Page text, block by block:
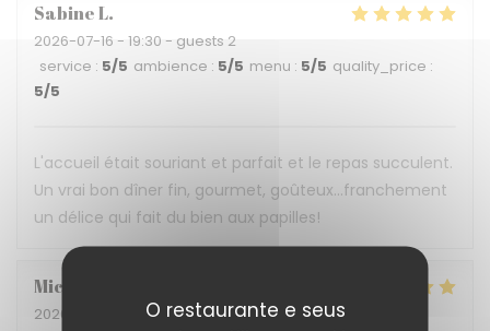
O restaurante e seus
SabineL
2026-07-16 - 19:30 - guests 2
service : 5/5 ambience : 5/5 menu : 5/5 quality_price :
5/5
L'accueil était souriant et parfait et le repas succulent.
Un vrai bon dîner fin, gourmet, goûteux...franchement
un délice qui fait du bien aux papilles!
Michèle
2026-07-04
- 19:45 - guests 2